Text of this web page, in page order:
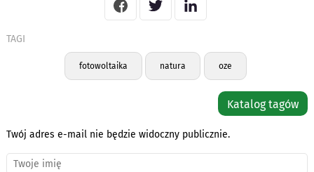
TAGI
fotowoltaika natura oze
Katalog tagów
Twój adres e-mail nie będzie widoczny publicznie.